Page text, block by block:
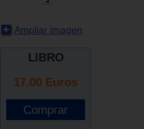
Ampliar imagen
LIBRO
17.00 Euros